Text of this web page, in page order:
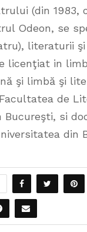
(din 1983,
Odeon, se
literaturii şi
licenţiat in
şi limbă şi
de
Bucureşti, si
din